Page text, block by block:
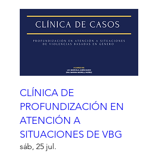
CLÍNICA DE
PROFUNDIZACIÓN EN
ATENCIÓN A
SITUACIONES DE VBG
sáb, 25 jul.